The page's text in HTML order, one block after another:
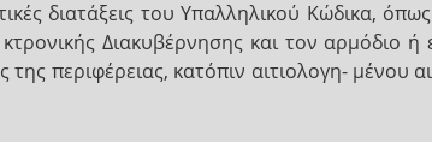
διατάξεις του Υπαλληλικού Κώδικα,
Διακυβέρνησης και τον αρμόδιο
περιφέρειας, κατόπιν αιτιολογη-